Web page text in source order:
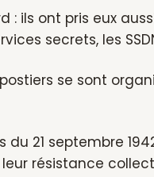
: ils ont pris eux
secrets, les
se sont
21 septembre
résistance